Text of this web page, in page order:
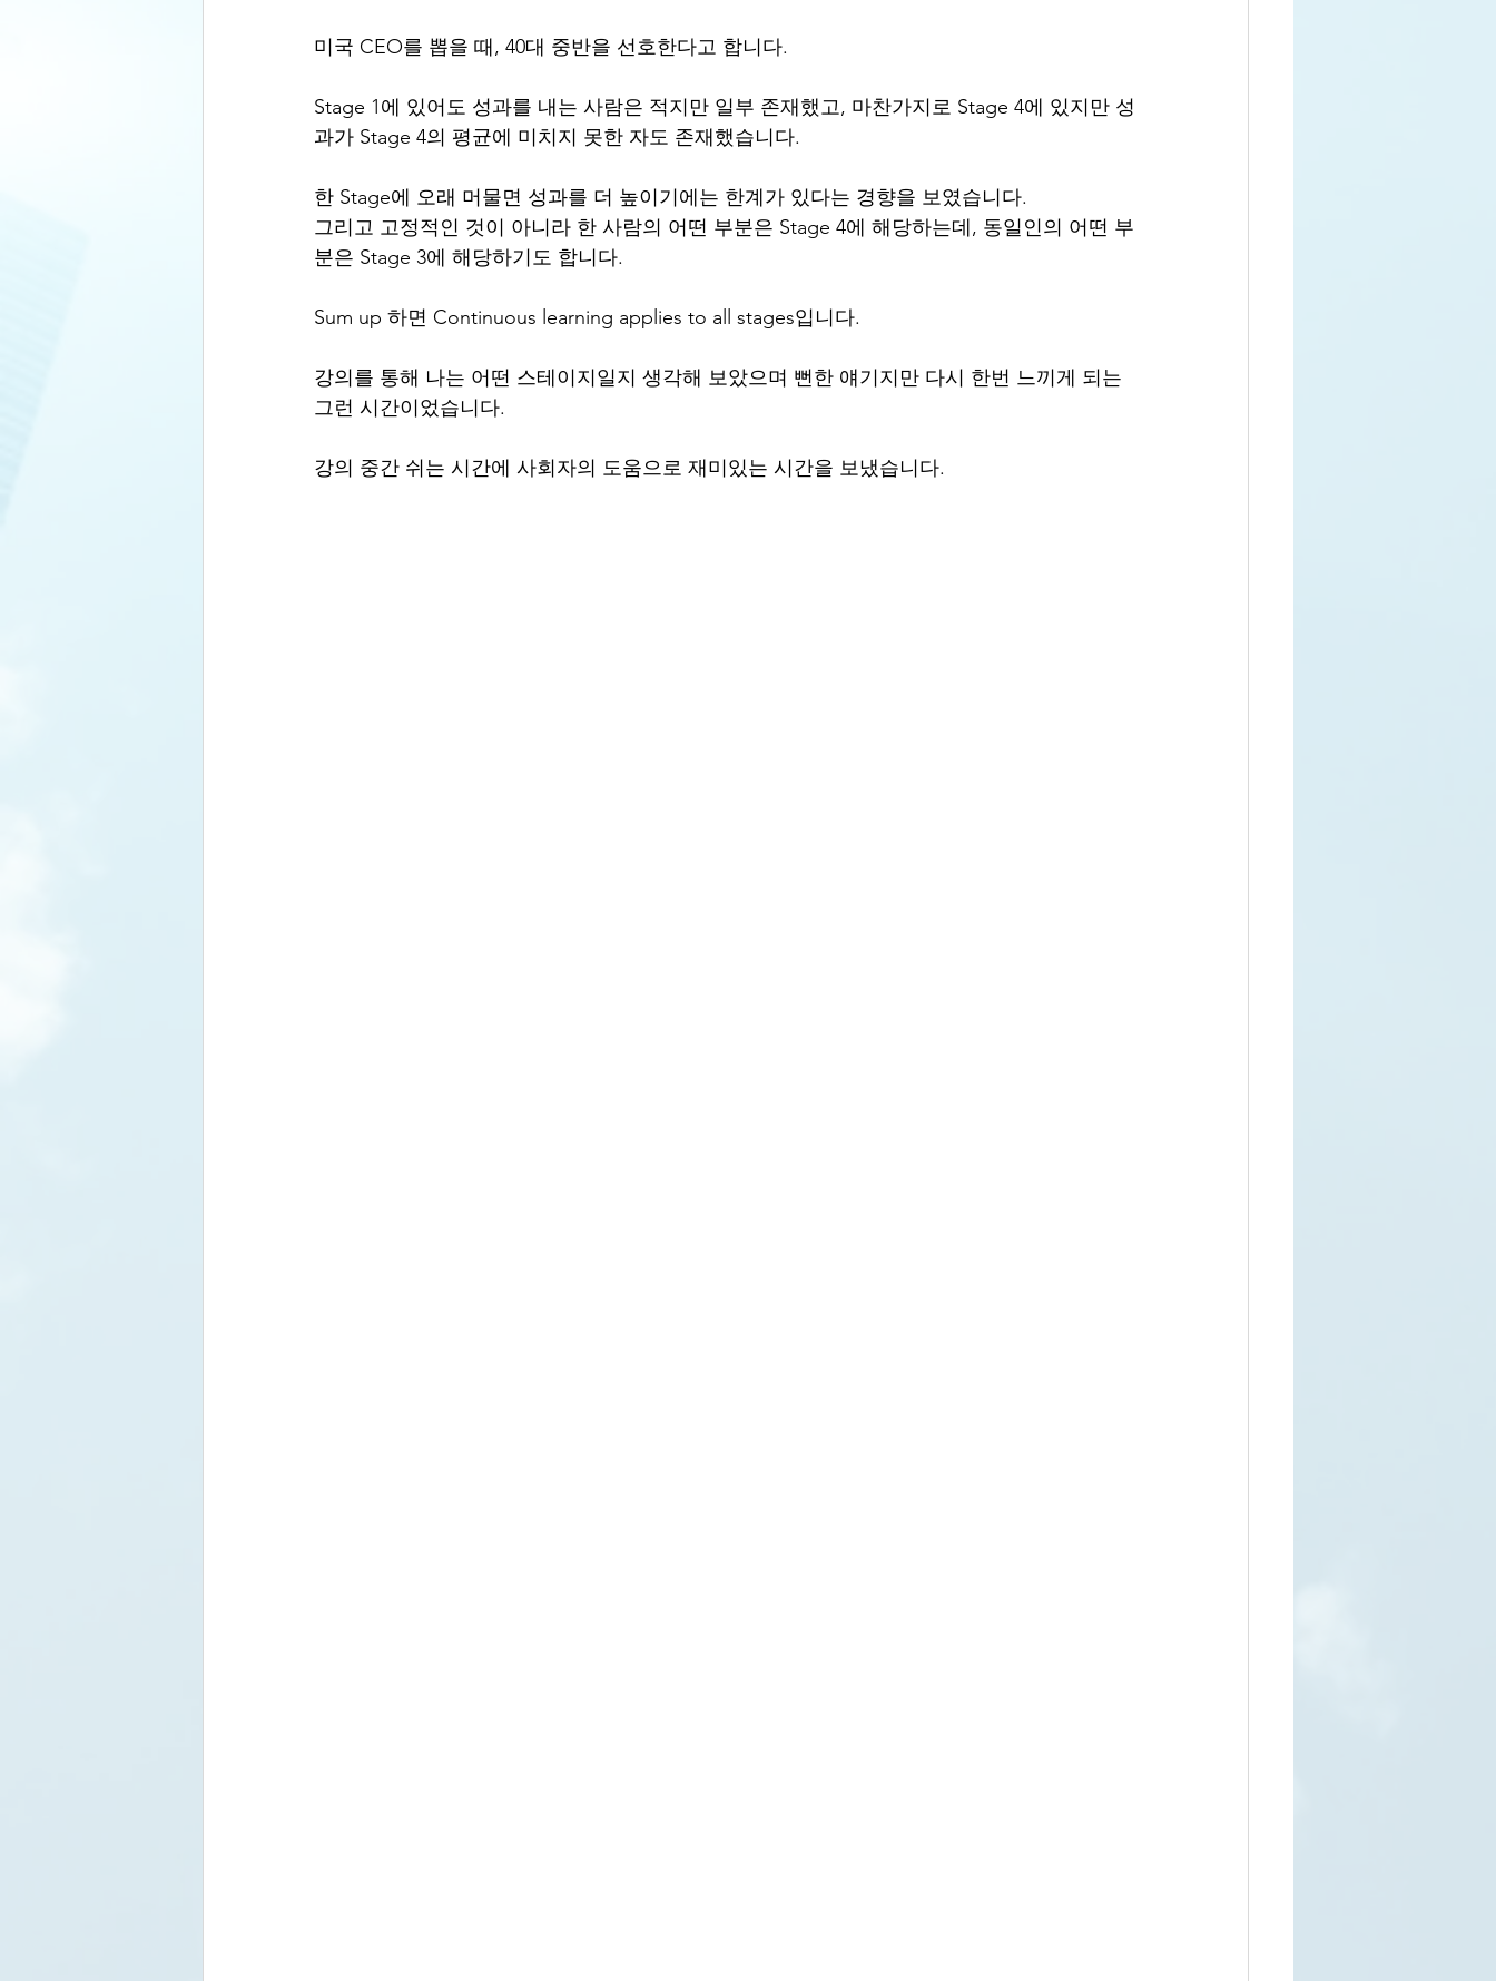
미국 CEO를 뽑을 때, 40대 중반을 선호한다고 합니다.
Stage 1에 있어도 성과를 내는 사람은 적지만 일부 존재했고, 마찬가지로 Stage 4에 있지만 성
과가 Stage 4의 평균에 미치지 못한 자도 존재했습니다.
한 Stage에 오래 머물면 성과를 더 높이기에는 한계가 있다는 경향을 보였습니다.
그리고 고정적인 것이 아니라 한 사람의 어떤 부분은 Stage 4에 해당하는데, 동일인의 어떤 부
분은 Stage 3에 해당하기도 합니다.
Sum up 하면 Continuous learning applies to all stages입니다.
강의를 통해 나는 어떤 스테이지일지 생각해 보았으며 뻔한 얘기지만 다시 한번 느끼게 되는
그런 시간이었습니다.
강의 중간 쉬는 시간에 사회자의 도움으로 재미있는 시간을 보냈습니다.